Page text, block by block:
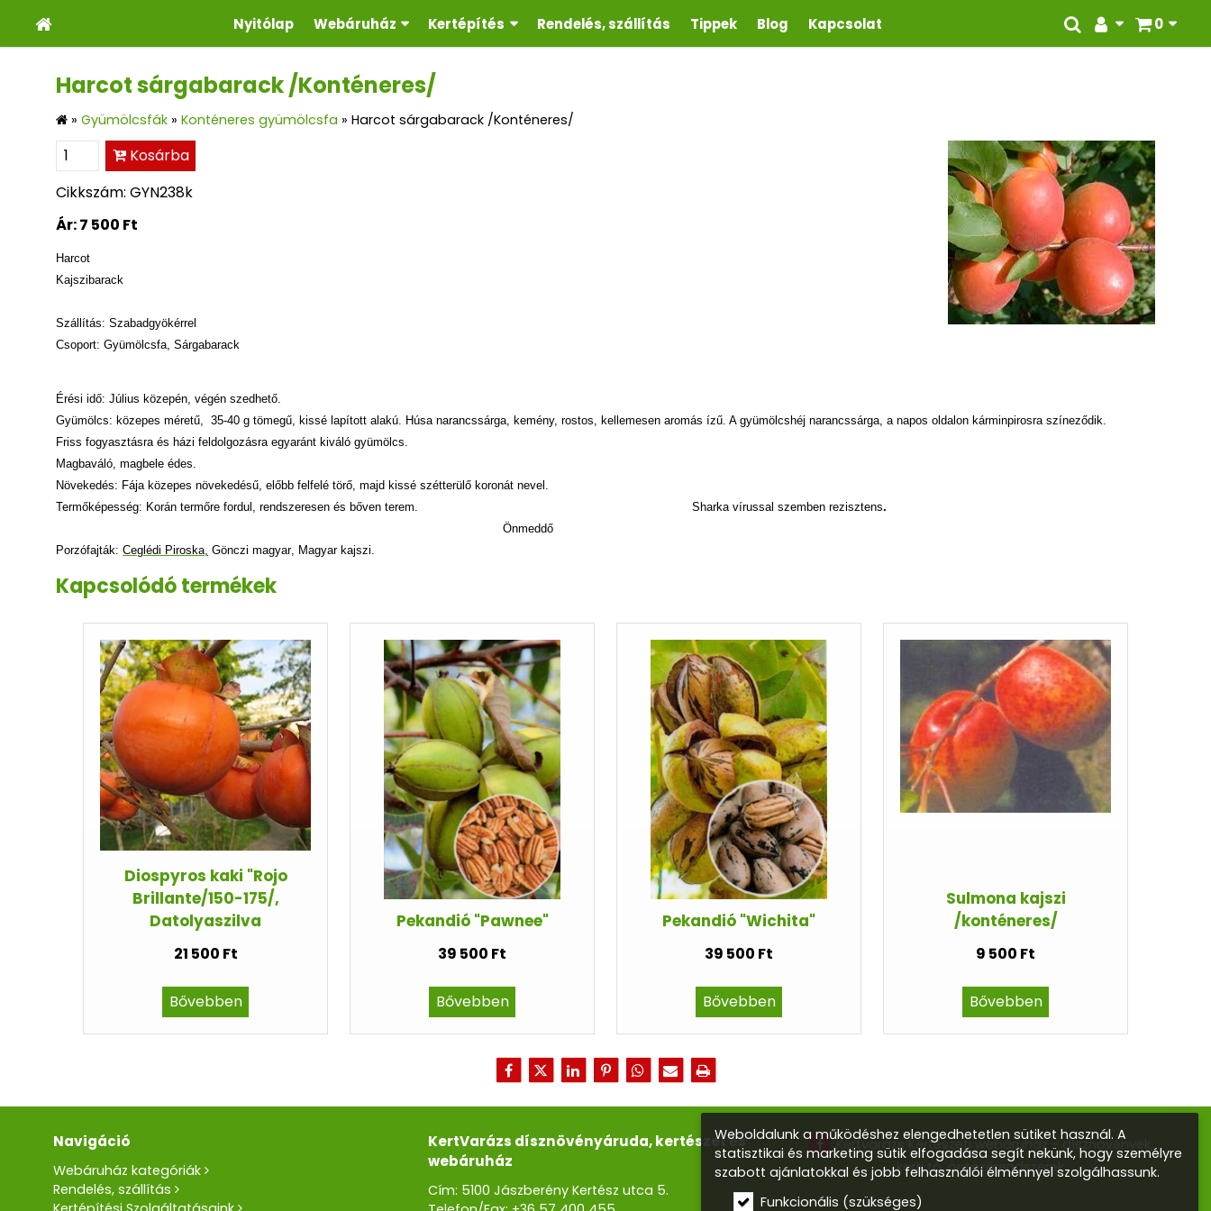
0
Nyitólap Webáruház Kertépítés Rendelés, szállítás Tippek Blog Kapcsolat
Harcot sárgabarack /Konténeres/
» Gyümölcsfák » Konténeres gyümölcsfa » Harcot sárgabarack /Konténeres/
Kosárba
Cikkszám: GYN238k
Ár:7 500 Ft
Harcot
Kajszibarack
Szállítás: Szabadgyökérrel
Csoport: Gyümölcsfa, Sárgabarack
Érési idő: Július közepén, végén szedhető.
Gyümölcs: közepes méretű,
35-40 g tömegű, kissé lapított alakú. Húsa narancssárga, kemény, rostos, kellemesen aromás ízű. A gyümölcshéj narancssárga, a napos oldalon kárminpirosra színeződik.
Friss fogyasztásra és házi feldolgozásra egyaránt kiváló gyümölcs.
Magbaváló, magbele édes.
Növekedés: Fája közepes növekedésű, előbb felfelé törő, majd kissé szétterülő koronát nevel.
Termőképesség: Korán termőre fordul, rendszeresen és bőven terem.
Sharka vírussal szemben rezisztens.
Önmeddő
Porzófajták: Ceglédi Piroska, Gönczi magyar, Magyar kajszi.
Kapcsolódó termékek
Diospyros kaki "Rojo
Brillante/150-175/,
Datolyaszilva
21 500 Ft
Bővebben
Pekandió "Pawnee"
39 500 Ft
Bővebben
Pekandió "Wichita"
39 500 Ft
Bővebben
Sulmona kajszi
/konténeres/
9 500 Ft
Bővebben
Navigáció
Webáruház kategóriák
Rendelés, szállítás
KertVarázs dísznövényáruda, kertészet és
webáruház
Cím: 5100 Jászberény Kertész utca 5.
Kertvarázs Kertészeti webáruház - dísznövények,
kerti tó, öntözőrendszerek
Weboldalunk a működéshez elengedhetetlen sütiket használ. A
statisztikai és marketing sütik elfogadása segít nekünk, hogy személyre
szabott ajánlatokkal és jobb felhasználói élménnyel szolgálhassunk.
Funkcionális (szükséges)